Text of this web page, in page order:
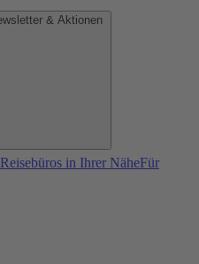
Reisebüros in Ihrer NäheFür